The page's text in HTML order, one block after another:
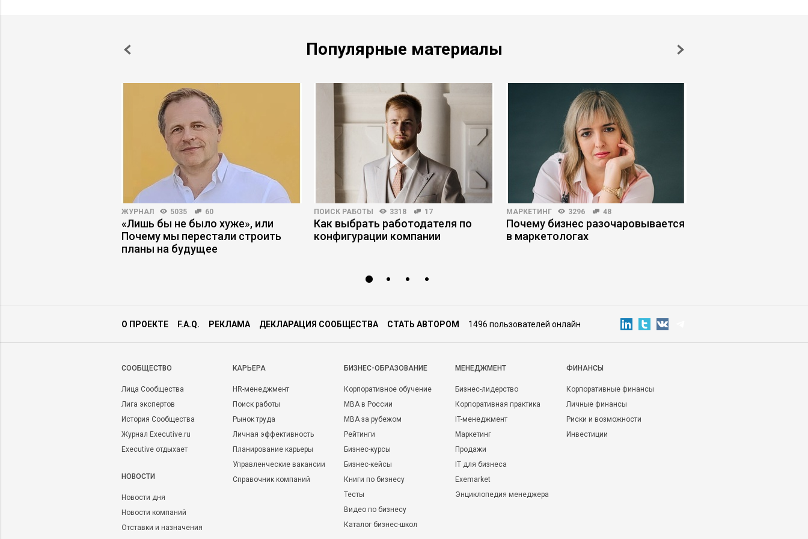
Популярные материалы
ЖУРНАЛ 5035 60
«Лишь бы не было хуже», или
Почему мы перестали строить
планы на будущее
ПОИСК РАБОТЫ 3318 17
Как выбрать работодателя по
конфигурации компании
МАРКЕТИНГ 3296 48
Почему бизнес разочаровывается
в маркетологах
О ПРОЕКТЕ F.A.Q. РЕКЛАМА ДЕКЛАРАЦИЯ СООБЩЕСТВА СТАТЬ АВТОРОМ 1496 пользователей онлайн
CООБЩЕСТВО
Лица Сообщества
Лига экспертов
История Сообщества
Журнал Executive.ru
Executive отдыхает
НОВОСТИ
Новости дня
Новости компаний
Отставки и назначения
КАРЬЕРА
HR-менеджмент
Поиск работы
Рынок труда
Личная эффективность
Планирование карьеры
Управленческие вакансии
Справочник компаний
БИЗНЕС-ОБРАЗОВАНИЕ
Корпоративное обучение
MBA в России
MBA за рубежом
Рейтинги
Бизнес-курсы
Бизнес-кейсы
Книги по бизнесу
Тесты
Видео по бизнесу
Каталог бизнес-школ
МЕНЕДЖМЕНТ
Бизнес-лидерство
Корпоративная практика
IT-менеджмент
Маркетинг
Продажи
IT для бизнеса
Exemarket
Энциклопедия менеджера
ФИНАНСЫ
Корпоративные финансы
Личные финансы
Риски и возможности
Инвестиции